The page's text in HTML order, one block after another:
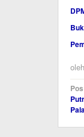
oleh